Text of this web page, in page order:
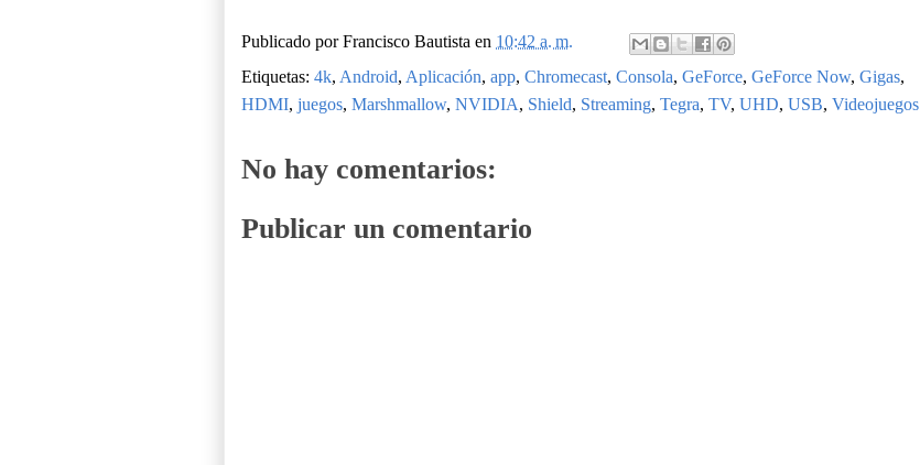
Publicado porFrancisco Bautista en 10:42 a. m.
Etiquetas: 4k, Android, Aplicación, app, Chromecast, Consola, GeForce, GeForce Now, Gigas,
HDMI, juegos, Marshmallow, NVIDIA, Shield, Streaming, Tegra, TV, UHD, USB, Videojuegos
No hay comentarios:
Publicar un comentario